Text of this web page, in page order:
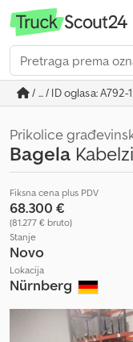
/ ... / ID oglasa: A792-
Prikolice
Bagela
Fiksna cena plus PDV
68.300 €
(81.277 € bruto)
Stanje
Novo
Lokacija
Nürnberg